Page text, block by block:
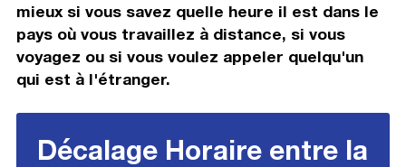
mieux si vous savez quelle heure il est dans le
pays où vous travaillez à distance, si vous
voyagez ou si vous voulez appeler quelqu'un
qui est à l'étranger.
Décalage Horaire entre la